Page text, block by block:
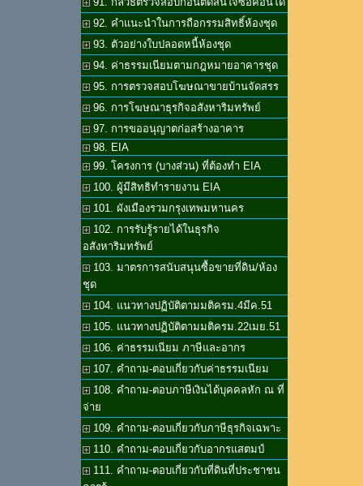
92. คำแนะนำในการถือกรรมสิทธิ์ห้องชุด
93. ตัวอย่างใบปลอดหนี้ห้องชุด
94. ค่าธรรมเนียมตามกฎหมายอาคารชุด
95. การตรวจสอบโฆษณาขายบ้านจัดสรร
96. การโฆษณาธุรกิจอสังหาริมทรัพย์
97. การขออนุญาตก่อสร้างอาคาร
98. EIA
99. โครงการ (บางส่วน) ที่ต้องทำ EIA
100. ผู้มีสิทธิทำรายงาน EIA
101. ผังเมืองรวมกรุงเทพมหานคร
102. การรับรู้รายได้ในธุรกิจ
อสังหาริมทรัพย์
103. มาตรการสนับสนุนซื้อขายที่ดิน/ห้อง
ชุด
104. แนวทางปฏิบัติตามมติครม.4มีค.51
105. แนวทางปฏิบัติตามมติครม.22เมย.51
106. ค่าธรรมเนียม ภาษีและอากร
107. คำถาม-ตอบเกี่ยวกับค่าธรรมเนียม
108. คำถาม-ตอบภาษีเงินได้บุคคลหัก ณ ที่
จ่าย
109. คำถาม-ตอบเกี่ยวกับภาษีธุรกิจเฉพาะ
110. คำถาม-ตอบเกี่ยวกับอากรแสตมป์
111. คำถาม-ตอบเกี่ยวกับที่ดินที่ประชาชน